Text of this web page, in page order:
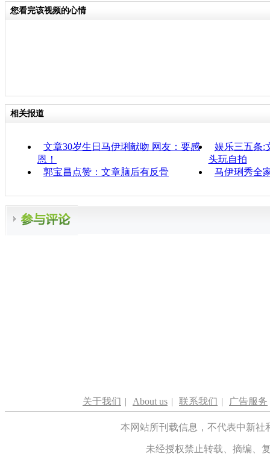
您看完该视频的心情
相关报道
文章30岁生日马伊琍献吻 网友：要感
恩！
娱乐三五条:
头玩自拍
郭宝昌点赞：文章脑后有反骨
马伊琍秀全
关于我们 | About us | 联系我们 | 广告服务
本网站所刊载信息，不代表中新
未经授权禁止转载、摘编、